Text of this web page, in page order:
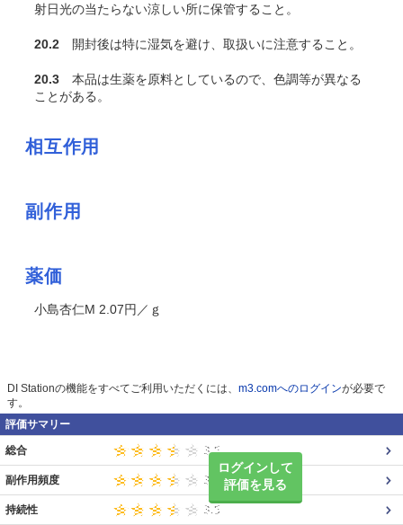
射日光の当たらない涼しい所に保管すること。
20.2 開封後は特に湿気を避け、取扱いに注意すること。
20.3 本品は生薬を原料としているので、色調等が異なる
ことがある。
相互作用
副作用
薬価
小島杏仁M 2.07円／ｇ
DI Stationの機能をすべてご利用いただくには、 m3.comへのログインが必要で
す。
評価サマリー
ログインして
評価を見る
総合
副作用頻度
持続性